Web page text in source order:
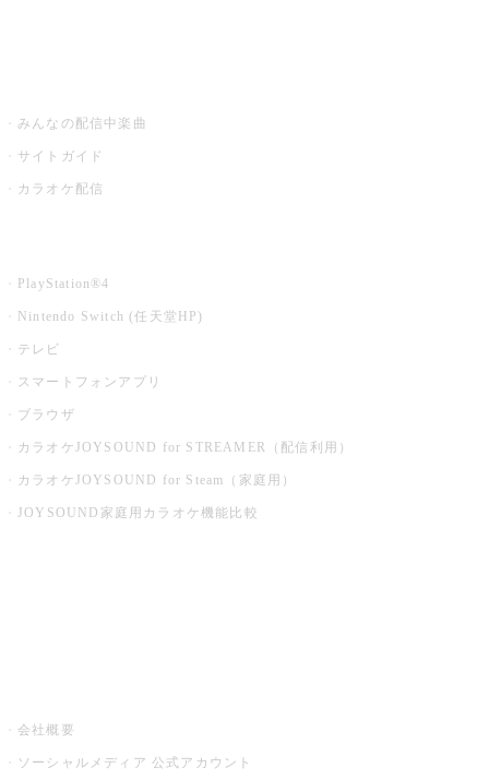
みんなの配信中楽曲
サイトガイド
カラオケ配信
PlayStation®4
Nintendo Switch (任天堂HP)
テレビ
スマートフォンアプリ
ブラウザ
カラオケJOYSOUND for STREAMER（配信利用）
カラオケJOYSOUND for Steam（家庭用）
JOYSOUND家庭用カラオケ機能比較
会社概要
ソーシャルメディア 公式アカウント